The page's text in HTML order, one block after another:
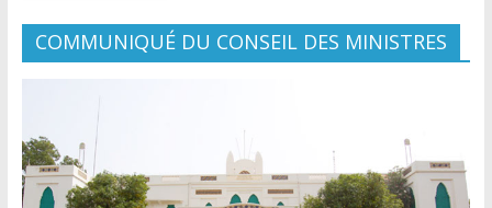
COMMUNIQUÉ DU CONSEIL DES MINISTRES